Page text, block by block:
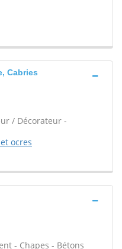
Cabries
/ Décorateur -
ocres
- Chapes - Bétons